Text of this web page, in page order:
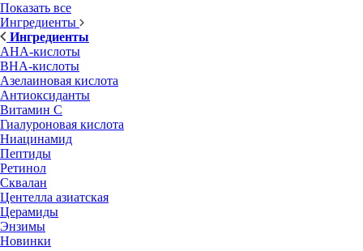
Показать все
Ингредиенты
Ингредиенты
AHA-кислоты
BHA-кислоты
Азелаиновая кислота
Антиоксиданты
Витамин С
Гиалуроновая кислота
Ниацинамид
Пептиды
Ретинол
Сквалан
Центелла азиатская
Церамиды
Энзимы
Новинки